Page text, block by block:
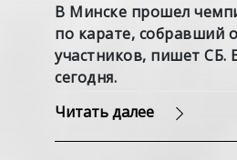
В Минске прошел
по карате, собравший
участников, пишет СБ.
сегодня.
Читать далее